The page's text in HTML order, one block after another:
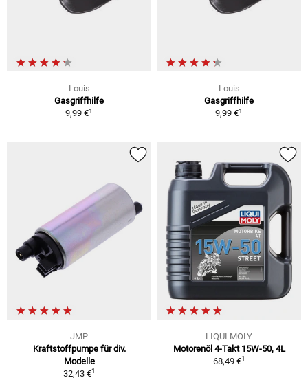
Louis
Gasgriffhilfe
9,99 €1
Louis
Gasgriffhilfe
9,99 €1
JMP
Kraftstoffpumpe für div.
Modelle
32,43 €1
LIQUI MOLY
Motorenöl 4-Takt 15W-50, 4L
68,49 €1